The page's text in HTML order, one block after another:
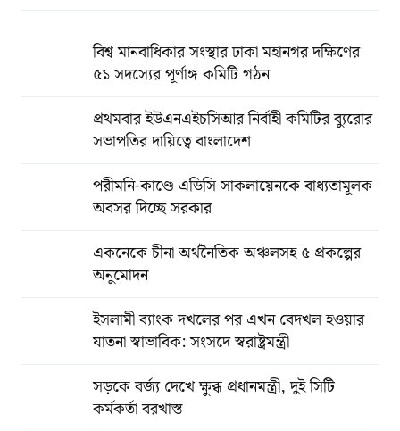
বিশ্ব মানবাধিকার সংস্থার ঢাকা মহানগর দক্ষিণের
৫১ সদস্যের পূর্ণাঙ্গ কমিটি গঠন
প্রথমবার ইউএনএইচসিআর নির্বাহী কমিটির ব্যুরোর
সভাপতির দায়িত্বে বাংলাদেশ
পরীমনি-কাণ্ডে এডিসি সাকলায়েনকে বাধ্যতামূলক
অবসর দিচ্ছে সরকার
একনেকে চীনা অর্থনৈতিক অঞ্চলসহ ৫ প্রকল্পের
অনুমোদন
ইসলামী ব্যাংক দখলের পর এখন বেদখল হওয়ার
যাতনা স্বাভাবিক: সংসদে স্বরাষ্ট্রমন্ত্রী
সড়কে বর্জ্য দেখে ক্ষুব্ধ প্রধানমন্ত্রী, দুই সিটি
কর্মকর্তা বরখাস্ত